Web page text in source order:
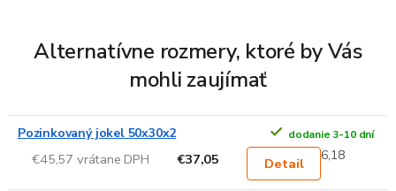
Alternatívne rozmery, ktoré by Vás
mohli zaujímať
Pozinkovaný jokel 50x30x2 dodanie 3-10 dní
€45,57 vrátane DPH €37,05 Detail 6,18